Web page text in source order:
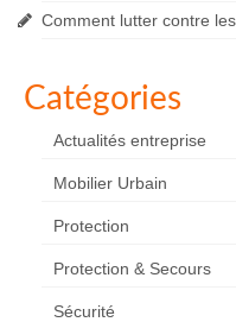
Comment lutter contre
Catégories
Actualités entreprise
Mobilier Urbain
Protection
Protection & Secours
Sécurité